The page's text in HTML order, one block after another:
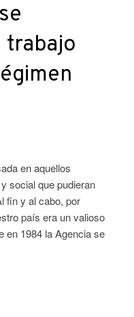
trabajo
en aquellos
social que pudieran
fin y al cabo, por
país era un valioso
en 1984 la Agencia se